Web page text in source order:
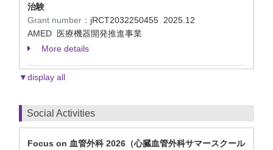
治験
Grant number： jRCT2032250455 2025.12
AMED 医療機器開発推進事業
More details
▼display all
Social Activities
Focus on 血管外科 2026（心臓血管外科サマースクール